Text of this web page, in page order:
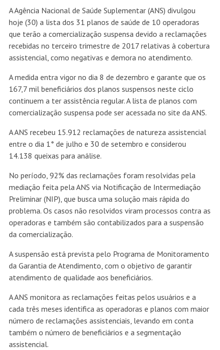
A Agência Nacional de Saúde Suplementar (ANS) divulgou
hoje (30) a lista dos 31 planos de saúde de 10 operadoras
que terão a comercialização suspensa devido a reclamações
recebidas no terceiro trimestre de 2017 relativas à cobertura
assistencial, como negativas e demora no atendimento.
A medida entra vigor no dia 8 de dezembro e garante que os
167,7 mil beneficiários dos planos suspensos neste ciclo
continuem a ter assistência regular. A lista de planos com
comercialização suspensa pode ser acessada no site da ANS.
A ANS recebeu 15.912 reclamações de natureza assistencial
entre o dia 1° de julho e 30 de setembro e considerou
14.138 queixas para análise.
No período, 92% das reclamações foram resolvidas pela
mediação feita pela ANS via Notificação de Intermediação
Preliminar (NIP), que busca uma solução mais rápida do
problema. Os casos não resolvidos viram processos contra as
operadoras e também são contabilizados para a suspensão
da comercialização.
A suspensão está prevista pelo Programa de Monitoramento
da Garantia de Atendimento, com o objetivo de garantir
atendimento de qualidade aos beneficiários.
A ANS monitora as reclamações feitas pelos usuários e a
cada três meses identifica as operadoras e planos com maior
número de reclamações assistenciais, levando em conta
também o número de beneficiários e a segmentação
assistencial.